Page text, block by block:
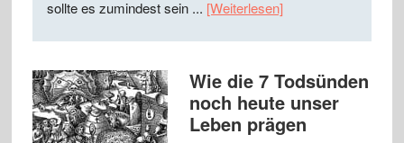
sollte es zumindest sein ... [Weiterlesen]
Wie die 7 Todsünden
noch heute unser
Leben prägen